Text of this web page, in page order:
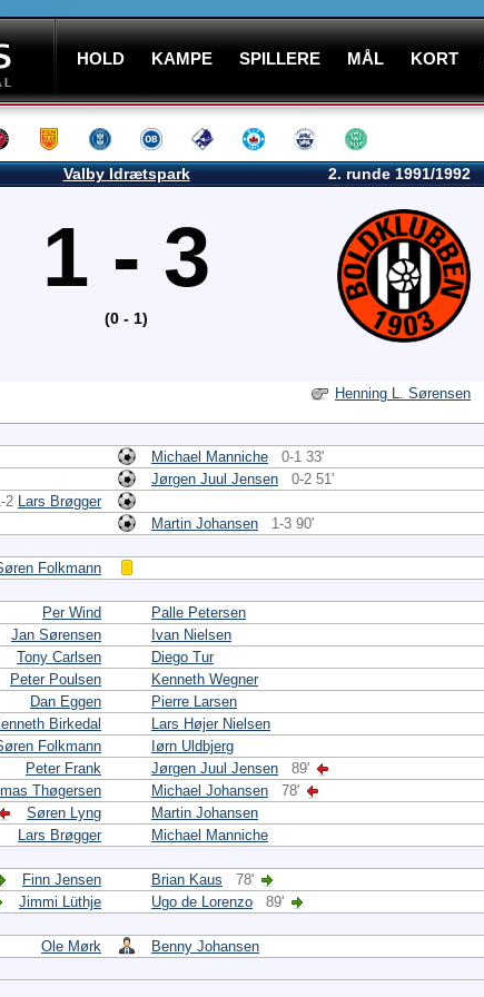
HOLD KAMPE SPILLERE MÅL KORT
Valby Idrætspark 2. runde 1991/1992
1 - 3
(0 - 1)
Henning L. Sørensen
Michael Manniche
0-1 33'
Jørgen Juul Jensen
0-2 51'
2 Lars Brøgger
Martin Johansen
1-3 90'
Folkmann
Per Wind
Palle Petersen
Jan Sørensen
Ivan Nielsen
Tony Carlsen
Diego Tur
Peter Poulsen
Kenneth Wegner
Dan Eggen
Pierre Larsen
Birkedal
Lars Højer Nielsen
Folkmann
Iørn Uldbjerg
Peter Frank
Jørgen Juul Jensen
89'
Thøgersen Michael Johansen
78'
Søren Lyng
Martin Johansen
Lars Brøgger
Michael Manniche
Finn Jensen Brian Kaus
78'
Jimmi Lüthje Ugo de Lorenzo 89'
Ole Mørk Benny Johansen